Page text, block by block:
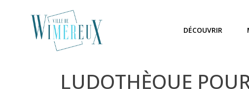
DÉCOUVRIR
LUDOTHÈQUE